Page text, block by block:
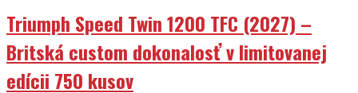
Triumph Speed Twin 1200 TFC (2027) –
Britská custom dokonalosť v limitovanej
edícii 750 kusov